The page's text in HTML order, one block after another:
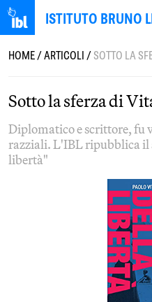
ISTITUTO BRUNO
HOME/ARTICOLI/SOTTO LA
Sotto la sferza di
Diplomatico e scrittore, fu
razziali. L'IBL ripubblica il
libertà"